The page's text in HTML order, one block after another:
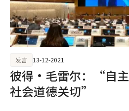
彼得·毛雷尔：“自
社会道德关切”
发言 13-12-2021